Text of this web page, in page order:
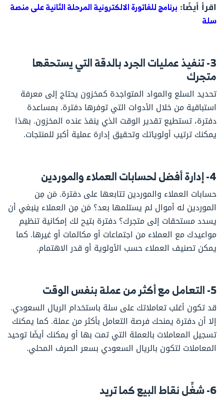
اقرأ أيضًا: برنامج للفاتورة الالكترونية المرحلة الثانية على منصة
سلة
3- تنفيذ عمليات الجرد بالدقة التي يستحقها
متجرك
تحديد السلع والمواد المتواجدة كمخزون يحتاج إلى معرفة
استباقية من خلال الأدوات التي توفرها دفترة. بمساعدة
دفترة، تستطيع تقدير الوقت الذي ينفذ عنده المخزون. بهذا
يمكنك ترتيب أولوياتك وتحقيق إدارة عملية أكبر للمنتجات.
4- إدارة أفضل لحسابات العملاء والموردين
حسابات العملاء والموردين تتابعها على دفترة. مَن مِن
الموردين له أموال لم يستلمها بعد؟ مَن مِن العملاء ينبغي أن
يسدد مستحقات إلى متجرك؟ دفترة بتيح لك إمكانية تنظيم
مواعيدك مع العملاء من اجتماعات أو مكالمات أو غيرها. كما
يمكن تصنيف العملاء حسب الأولوية أو قدر الاهتمام.
5- التعامل مع أكثر من عملة بنفس الوقت
قد تكون أغلب تعاملاتك على سلة باستخدام الريال السعودي.
إلا أن دفترة يمنحك فرصة التعامل بأكثر من عملة. كما يمكنك
تسجيل المعاملات بالعملة التي تمت بها أو يمكنك أيضًا توحيد
المعاملات لتكون بالريال السعودي بسعر الصرف المحلي.
6- شغِّل نقاط البيع كما تريد